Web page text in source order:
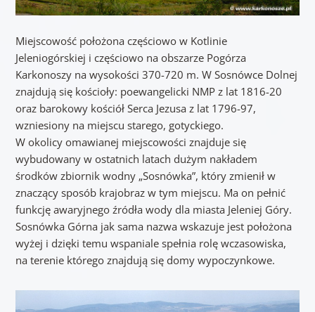
Miejscowość położona częściowo w Kotlinie
Jeleniogórskiej i częściowo na obszarze Pogórza
Karkonoszy na wysokości 370-720 m. W Sosnówce Dolnej
znajdują się kościoły: poewangelicki NMP z lat 1816-20
oraz barokowy kościół Serca Jezusa z lat 1796-97,
wzniesiony na miejscu starego, gotyckiego.
W okolicy omawianej miejscowości znajduje się
wybudowany w ostatnich latach dużym nakładem
środków zbiornik wodny „Sosnówka”, który zmienił w
znaczący sposób krajobraz w tym miejscu. Ma on pełnić
funkcję awaryjnego źródła wody dla miasta Jeleniej Góry.
Sosnówka Górna jak sama nazwa wskazuje jest położona
wyżej i dzięki temu wspaniale spełnia rolę wczasowiska,
na terenie którego znajdują się domy wypoczynkowe.